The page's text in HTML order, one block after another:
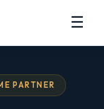
☰
PARTNER